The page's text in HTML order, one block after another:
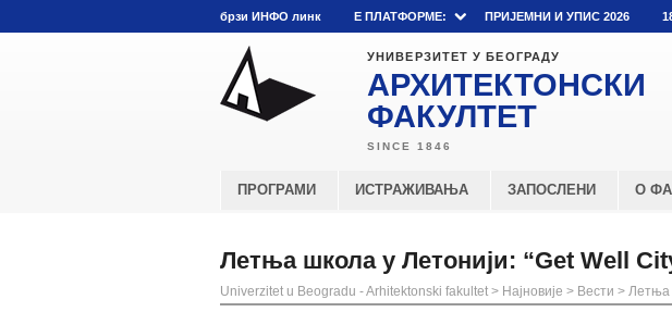
брзи ИНФО линк E ПЛАТФОРМЕ: ПРИЈЕМНИ И УПИС 2026
УНИВЕРЗИТЕТ У БЕОГРАДУ
АРХИТЕКТОНСКИ
ФАКУЛТЕТ
ПРОГРАМИ ИСТРАЖИВАЊА ЗАПОСЛЕНИ О
Летња школа у Летонији: “Get Well
Univerzitet u Beogradu - Arhitektonski fakultet > Најновије > Вести > Летња